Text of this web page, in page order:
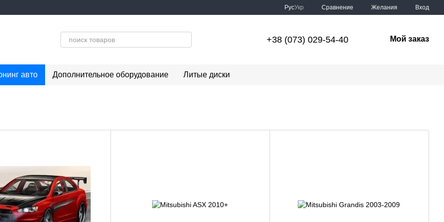
РусУкр Сравнение Желания Вход
+38 (073) 029-54-40 Мой заказ
авто Дополнительное оборудование Литые диски